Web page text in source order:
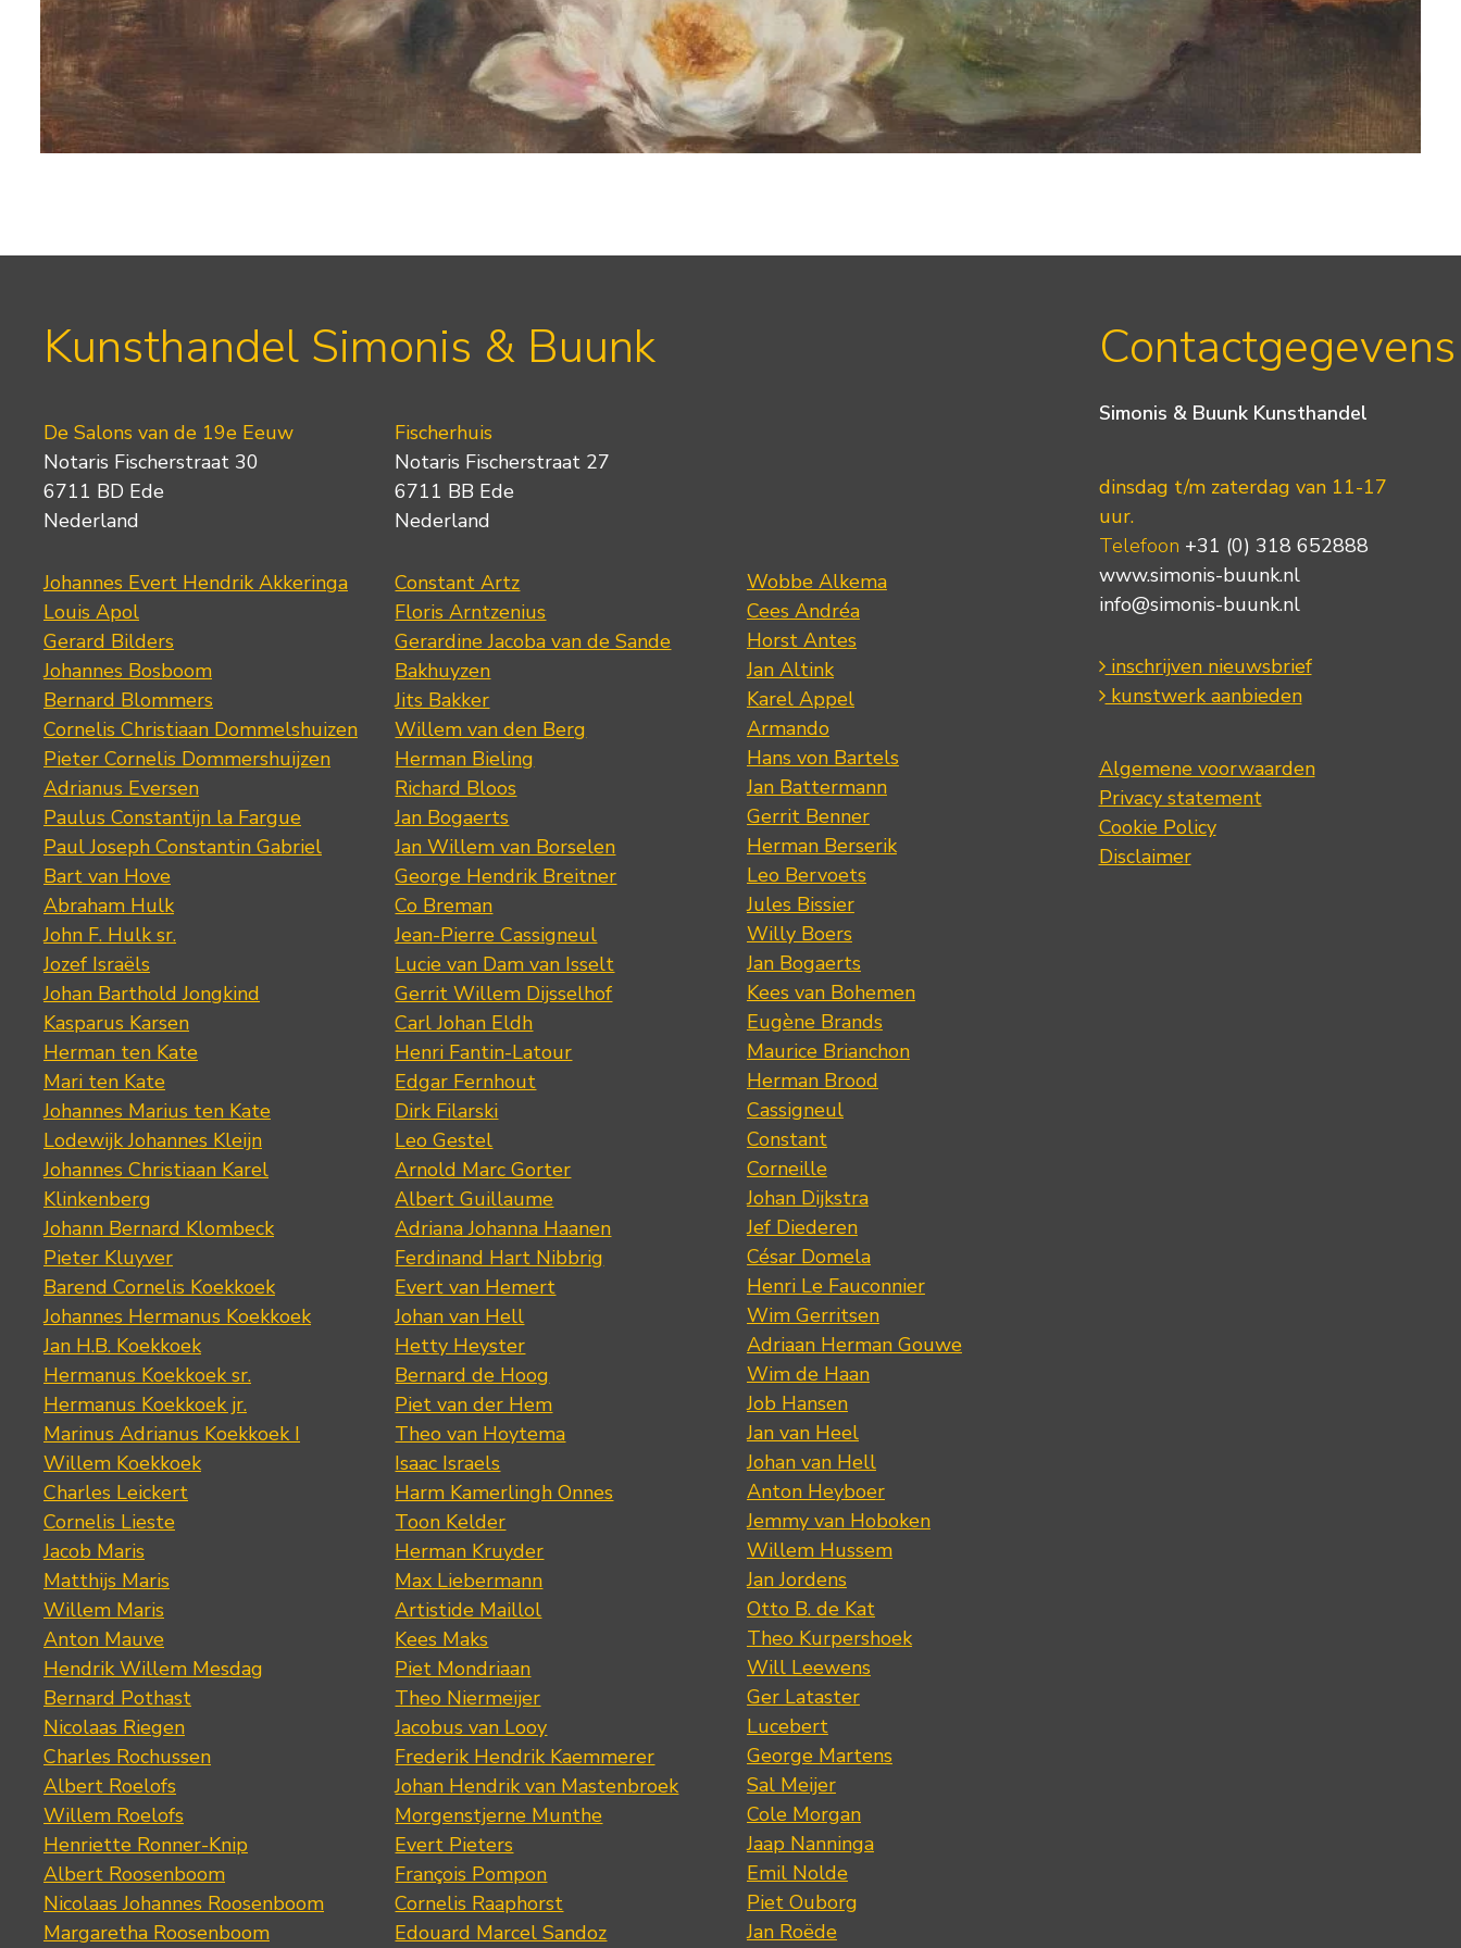
Kunsthandel Simonis & Buunk
De Salons van de 19e Eeuw
Notaris Fischerstraat 30
6711 BD Ede
Nederland
Johannes Evert Hendrik Akkeringa
Louis Apol
Gerard Bilders
Johannes Bosboom
Bernard Blommers
Cornelis Christiaan Dommelshuizen
Pieter Cornelis Dommershuijzen
Adrianus Eversen
Paulus Constantijn la Fargue
Paul Joseph Constantin Gabriel
Bart van Hove
Abraham Hulk
John F. Hulk sr.
Jozef Israëls
Johan Barthold Jongkind
Kasparus Karsen
Herman ten Kate
Mari ten Kate
Johannes Marius ten Kate
Lodewijk Johannes Kleijn
Johannes Christiaan Karel
Klinkenberg
Johann Bernard Klombeck
Pieter Kluyver
Barend Cornelis Koekkoek
Johannes Hermanus Koekkoek
Jan H.B. Koekkoek
Hermanus Koekkoek sr.
Hermanus Koekkoek jr.
Marinus Adrianus Koekkoek I
Willem Koekkoek
Charles Leickert
Cornelis Lieste
Jacob Maris
Matthijs Maris
Willem Maris
Anton Mauve
Hendrik Willem Mesdag
Bernard Pothast
Nicolaas Riegen
Charles Rochussen
Albert Roelofs
Willem Roelofs
Henriette Ronner-Knip
Albert Roosenboom
Nicolaas Johannes Roosenboom
Margaretha Roosenboom
Fischerhuis
Notaris Fischerstraat 27
6711 BB Ede
Nederland
Constant Artz
Floris Arntzenius
Gerardine Jacoba van de Sande
Bakhuyzen
Jits Bakker
Willem van den Berg
Herman Bieling
Richard Bloos
Jan Bogaerts
Jan Willem van Borselen
George Hendrik Breitner
Co Breman
Jean-Pierre Cassigneul
Lucie van Dam van Isselt
Gerrit Willem Dijsselhof
Carl Johan Eldh
Henri Fantin-Latour
Edgar Fernhout
Dirk Filarski
Leo Gestel
Arnold Marc Gorter
Albert Guillaume
Adriana Johanna Haanen
Ferdinand Hart Nibbrig
Evert van Hemert
Johan van Hell
Hetty Heyster
Bernard de Hoog
Piet van der Hem
Theo van Hoytema
Isaac Israels
Harm Kamerlingh Onnes
Toon Kelder
Herman Kruyder
Max Liebermann
Artistide Maillol
Kees Maks
Piet Mondriaan
Theo Niermeijer
Jacobus van Looy
Frederik Hendrik Kaemmerer
Johan Hendrik van Mastenbroek
Morgenstjerne Munthe
Evert Pieters
François Pompon
Cornelis Raaphorst
Edouard Marcel Sandoz
Wobbe Alkema
Cees Andréa
Horst Antes
Jan Altink
Karel Appel
Armando
Hans von Bartels
Jan Battermann
Gerrit Benner
Herman Berserik
Leo Bervoets
Jules Bissier
Willy Boers
Jan Bogaerts
Kees van Bohemen
Eugène Brands
Maurice Brianchon
Herman Brood
Cassigneul
Constant
Corneille
Johan Dijkstra
Jef Diederen
César Domela
Henri Le Fauconnier
Wim Gerritsen
Adriaan Herman Gouwe
Wim de Haan
Job Hansen
Jan van Heel
Johan van Hell
Anton Heyboer
Jemmy van Hoboken
Willem Hussem
Jan Jordens
Otto B. de Kat
Theo Kurpershoek
Will Leewens
Ger Lataster
Lucebert
George Martens
Sal Meijer
Cole Morgan
Jaap Nanninga
Emil Nolde
Piet Ouborg
Jan Roëde
Contactgegevens
Simonis & Buunk Kunsthandel
dinsdag t/m zaterdag van 11-17
uur.
Telefoon +31 (0) 318 652888
www.simonis-buunk.nl
info@simonis-buunk.nl
inschrijven nieuwsbrief
kunstwerk aanbieden
Algemene voorwaarden
Privacy statement
Cookie Policy
Disclaimer